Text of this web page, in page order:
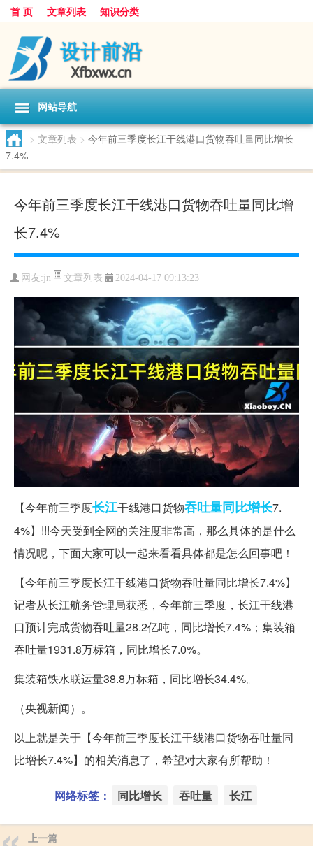
首 页 文章列表 知识分类
网站导航
> 文章列表 > 今年前三季度长江干线港口货物吞吐量同比增长
7.4%
今年前三季度长江干线港口货物吞吐量同比增
长7.4%
网友:jn 文章列表 2024-04-17 09:13:23
【今年前三季度长江干线港口货物吞吐量同比增长7.
4%】!!!今天受到全网的关注度非常高，那么具体的是什么
情况呢，下面大家可以一起来看看具体都是怎么回事吧！
【今年前三季度长江干线港口货物吞吐量同比增长7.4%】
记者从长江航务管理局获悉，今年前三季度，长江干线港
口预计完成货物吞吐量28.2亿吨，同比增长7.4%；集装箱
吞吐量1931.8万标箱，同比增长7.0%。
集装箱铁水联运量38.8万标箱，同比增长34.4%。
（央视新闻）。
以上就是关于【今年前三季度长江干线港口货物吞吐量同
比增长7.4%】的相关消息了，希望对大家有所帮助！
网络标签： 同比增长 吞吐量 长江
上一篇